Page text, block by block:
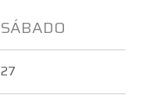
SÁBADO
27